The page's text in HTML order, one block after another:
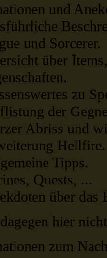
und
und Sorcerer.
über
zu
der
Abriss und
Hellfire.
Tipps.
Quests, ...
über das
hier
zum